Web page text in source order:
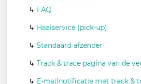
↳ FAQ
↳ Haalservice (pick-up)
↳ Standaard afzender
↳ Track & trace pagina van de
↳ E-mailnotificatie met track &